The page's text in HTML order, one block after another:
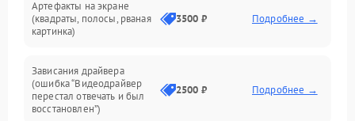
Видео
Интерфейсные и коммуникационные проблемы
Артефакты на экране
(квадраты, полосы, рваная
картинка)
3500 ₽ Подробнее →
Зависания драйвера
(ошибка “Видеодрайвер
перестал отвечать и был
восстановлен”)
2500 ₽ Подробнее →